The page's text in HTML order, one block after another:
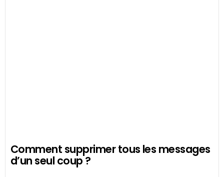
Comment supprimer tous les messages
d’un seul coup ?